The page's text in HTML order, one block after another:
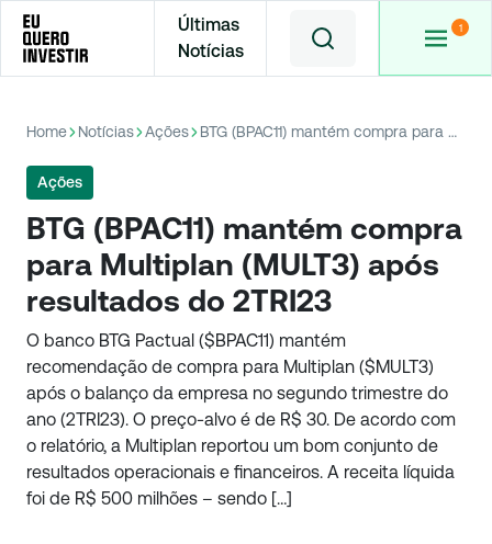
Últimas
Notícias
Home Notícias Ações BTG (BPAC11) mantém compra para Multiplan (MULT3) após resultados do 2TRI23
Ações
BTG (BPAC11) mantém compra
para Multiplan (MULT3) após
resultados do 2TRI23
O banco BTG Pactual ($BPAC11) mantém
recomendação de compra para Multiplan ($MULT3)
após o balanço da empresa no segundo trimestre do
ano (2TRI23). O preço-alvo é de R$ 30. De acordo com
o relatório, a Multiplan reportou um bom conjunto de
resultados operacionais e financeiros. A receita líquida
foi de R$ 500 milhões – sendo […]